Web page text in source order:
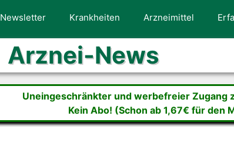
Newsletter Krankheiten Arzneimittel
Arznei-News
Uneingeschränkter und werbefreier Zugang
Kein Abo! (Schon ab 1,67€ für den